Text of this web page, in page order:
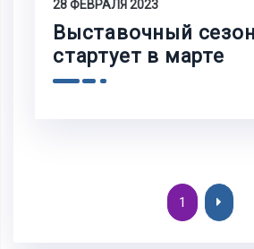
28 ФЕВРАЛЯ 2023
Выставочный сезон
стартует в марте
1